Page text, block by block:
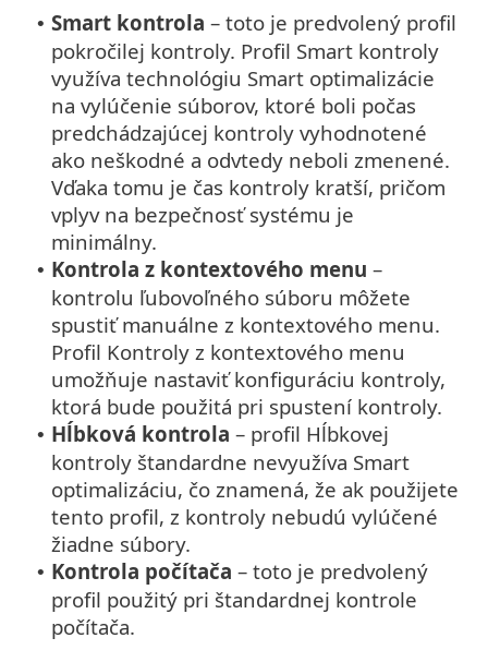
• Smart kontrola – toto je predvolený profil
pokročilej kontroly. Profil Smart kontroly
využíva technológiu Smart optimalizácie
na vylúčenie súborov, ktoré boli počas
predchádzajúcej kontroly vyhodnotené
ako neškodné a odvtedy neboli zmenené.
Vďaka tomu je čas kontroly kratší, pričom
vplyv na bezpečnosť systému je
minimálny.
• Kontrola z kontextového menu –
kontrolu ľubovoľného súboru môžete
spustiť manuálne z kontextového menu.
Profil Kontroly z kontextového menu
umožňuje nastaviť konfiguráciu kontroly,
ktorá bude použitá pri spustení kontroly.
• Hĺbková kontrola – profil Hĺbkovej
kontroly štandardne nevyužíva Smart
optimalizáciu, čo znamená, že ak použijete
tento profil, z kontroly nebudú vylúčené
žiadne súbory.
• Kontrola počítača – toto je predvolený
profil použitý pri štandardnej kontrole
počítača.